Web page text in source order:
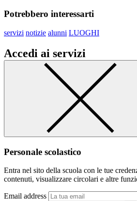
Potrebbero interessarti
servizi notizie alunni LUOGHI
Accedi ai servizi
Personale scolastico
Entra nel sito della scuola con le tue
contenuti, visualizzare circolari e altre
Email address